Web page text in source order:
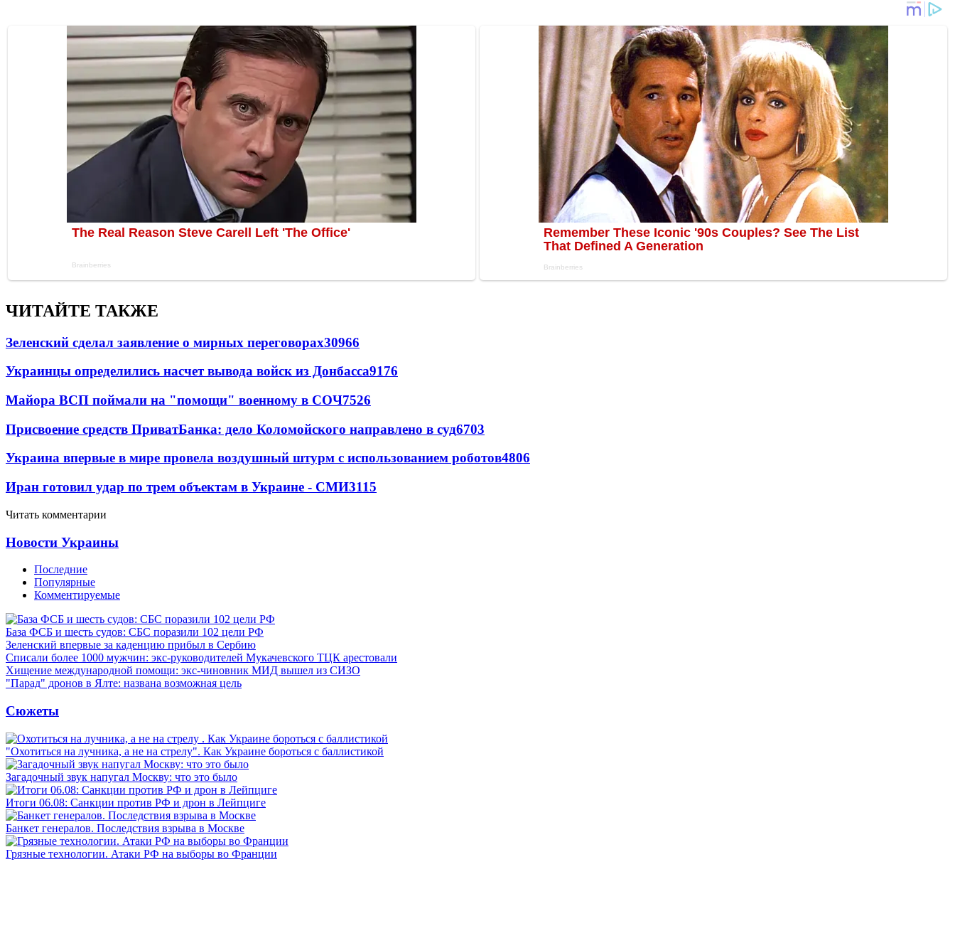
ЧИТАЙТЕ ТАКЖЕ
Зеленский сделал заявление о мирных переговорах30966
Украинцы определились насчет вывода войск из Донбасса9176
Майора ВСП поймали на "помощи" военному в СОЧ7526
Присвоение средств ПриватБанка: дело Коломойского направлено в суд6703
Украина впервые в мире провела воздушный штурм с использованием роботов4806
Иран готовил удар по трем объектам в Украине - СМИ3115
Читать комментарии
Новости Украины
Последние
Популярные
Комментируемые
База ФСБ и шесть судов: СБС поразили 102 цели РФ
Зеленский впервые за каденцию прибыл в Сербию
Списали более 1000 мужчин: экс-руководителей Мукачевского ТЦК арестовали
Хищение международной помощи: экс-чиновник МИД вышел из СИЗО
"Парад" дронов в Ялте: названа возможная цель
Сюжеты
"Охотиться на лучника, а не на стрелу". Как Украине бороться с баллистикой
Загадочный звук напугал Москву: что это было
Итоги 06.08: Санкции против РФ и дрон в Лейпциге
Банкет генералов. Последствия взрыва в Москве
Грязные технологии. Атаки РФ на выборы во Франции